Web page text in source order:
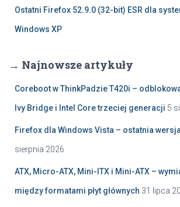
Ostatni Firefox 52.9.0 (32-bit) ESR dla
Windows XP
→ Najnowsze artykuły
Coreboot w ThinkPadzie T420i –
Ivy Bridge i Intel Core trzeciej generacji 5
Firefox dla Windows Vista – ostatnia
sierpnia 2026
ATX, Micro-ATX, Mini-ITX i Mini-ATX –
między formatami płyt głównych 31 lipca